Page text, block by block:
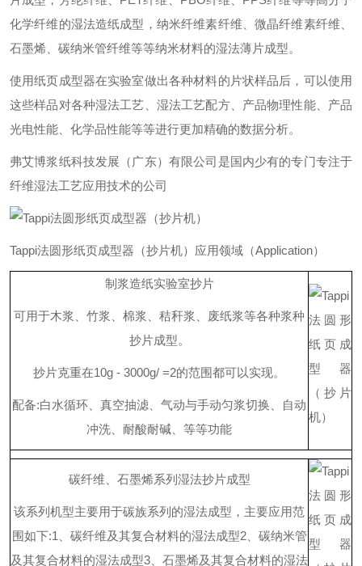
化学纤维的湿法造纸成型，纳米纤维素纤维、微晶纤维素纤维、
石墨烯、碳纳米管纤维等等纳米材料的湿法薄片成型。
使用纸页成型器在实验室做出各种材料的片状样品后，可以使用
这些样品对各种湿法工艺、湿法工艺配方、产品物理性能、产品
光电性能、化学品性能等等进行更加精确的数据分析。
弗艾博浆纸科技发展（广东）有限公司是国内少有的专门专注于
纤维湿法工艺应用技术的公司
Tappi法圆形纸页成型器（抄片机） 应用领域 （Application）
制浆造纸实验室抄片
可用于木浆、竹浆、棉浆、秸秆浆、废纸浆等各种浆种
抄片成型。
抄片克重在10g - 3000g/ =2的范围都可以实现。
配备:白水循环、真空抽滤、气动与手动匀浆切换、自动
冲洗、耐酸耐碱、等等功能
碳纤维、石墨烯系列湿法抄片成型
该系列机型主要用于碳族系列的湿法成型，主要应用范
围如下:1 、碳纤维及其复合材料的湿法成型2、碳纳米管
及其复合材料的湿法成型3 、石墨烯及其复合材料的湿法